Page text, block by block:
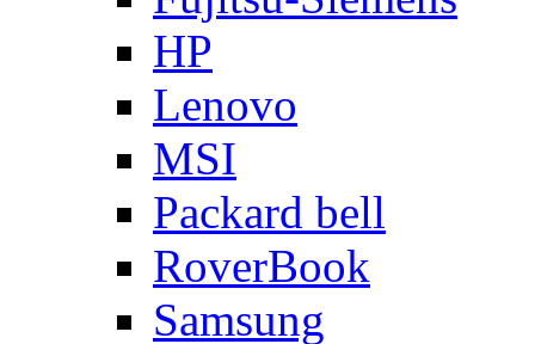
HP
Lenovo
MSI
Packard bell
RoverBook
Samsung